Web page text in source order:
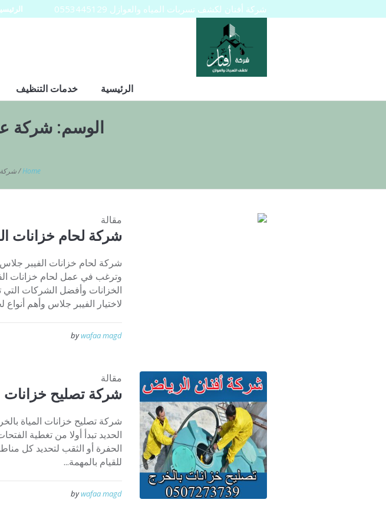
شركة أفنان لكشف تسربات المياه والعوازل 0553445129
الرئيسية خدمات التنظيف
الوسم:شركة
Home
/
مقالة
شركة لحام خزانات
شركة لحام خزانات الفيبر
وترغب في عمل لحام خزانات
الخزانات وأفضل الشركات التي
لاختيار الفيبر جلاس وأهم أنواع
bywafaa magd
مقالة
شركة تصليح خزانات
شركة تصليح خزانات المياة
الحديد تبدأ أولا من تغطية
الحفرة أو الثقب لتحديد كل
للقيام بالمهمة...
bywafaa magd